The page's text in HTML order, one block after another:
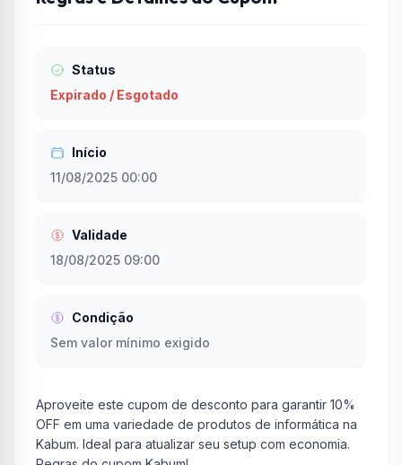
Status
Expirado / Esgotado
Início
11/08/2025 00:00
Validade
18/08/2025 09:00
Condição
Sem valor mínimo exigido
Aproveite este cupom de desconto para garantir 10%
OFF em uma variedade de produtos de informática na
Kabum. Ideal para atualizar seu setup com economia.